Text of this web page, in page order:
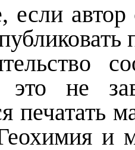
если
это не
печатать
и